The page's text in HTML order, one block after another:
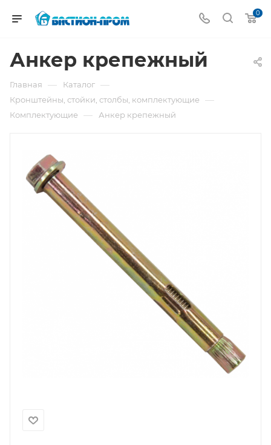
0
Анкер крепежный
Главная — Каталог —
Кронштейны, стойки, столбы, комплектующие —
Комплектующие — Анкер крепежный